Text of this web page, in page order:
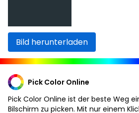
Bild herunterladen
Pick Color Online
Pick Color Online ist der beste Weg
Bilschirm zu picken. Mit nur einem